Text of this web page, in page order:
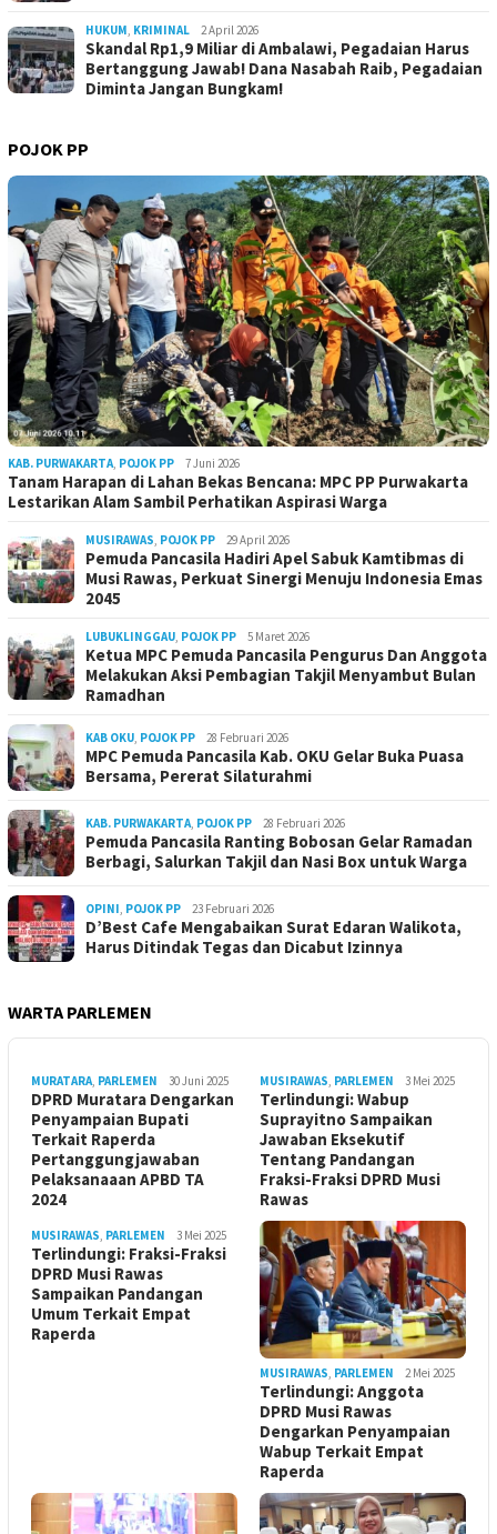
HUKUM, KRIMINAL 2 April 2026
Skandal Rp1,9 Miliar di Ambalawi, Pegadaian Harus
Bertanggung Jawab! Dana Nasabah Raib, Pegadaian
Diminta Jangan Bungkam!
POJOK PP
KAB. PURWAKARTA, POJOK PP 7 Juni 2026
Tanam Harapan di Lahan Bekas Bencana: MPC PP Purwakarta
Lestarikan Alam Sambil Perhatikan Aspirasi Warga
MUSIRAWAS, POJOK PP 29 April 2026
Pemuda Pancasila Hadiri Apel Sabuk Kamtibmas di
Musi Rawas, Perkuat Sinergi Menuju Indonesia Emas
2045
LUBUKLINGGAU, POJOK PP 5 Maret 2026
Ketua MPC Pemuda Pancasila Pengurus Dan Anggota
Melakukan Aksi Pembagian Takjil Menyambut Bulan
Ramadhan
KAB OKU, POJOK PP 28 Februari 2026
MPC Pemuda Pancasila Kab. OKU Gelar Buka Puasa
Bersama, Pererat Silaturahmi
KAB. PURWAKARTA, POJOK PP 28 Februari 2026
Pemuda Pancasila Ranting Bobosan Gelar Ramadan
Berbagi, Salurkan Takjil dan Nasi Box untuk Warga
OPINI, POJOK PP 23 Februari 2026
D’Best Cafe Mengabaikan Surat Edaran Walikota,
Harus Ditindak Tegas dan Dicabut Izinnya
WARTA PARLEMEN
MURATARA, PARLEMEN 30 Juni 2025
DPRD Muratara Dengarkan
Penyampaian Bupati
Terkait Raperda
Pertanggungjawaban
Pelaksanaaan APBD TA
2024
MUSIRAWAS, PARLEMEN 3 Mei 2025
Terlindungi: Wabup
Suprayitno Sampaikan
Jawaban Eksekutif
Tentang Pandangan
Fraksi-Fraksi DPRD Musi
Rawas
MUSIRAWAS, PARLEMEN 3 Mei 2025
Terlindungi: Fraksi-Fraksi
DPRD Musi Rawas
Sampaikan Pandangan
Umum Terkait Empat
Raperda
MUSIRAWAS, PARLEMEN 2 Mei 2025
Terlindungi: Anggota
DPRD Musi Rawas
Dengarkan Penyampaian
Wabup Terkait Empat
Raperda